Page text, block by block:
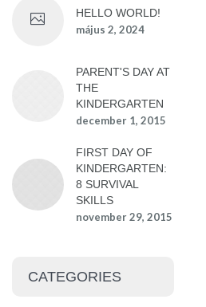
HELLO WORLD!
május 2, 2024
PARENT'S DAY AT
THE
KINDERGARTEN
december 1, 2015
FIRST DAY OF
KINDERGARTEN:
8 SURVIVAL
SKILLS
november 29, 2015
CATEGORIES